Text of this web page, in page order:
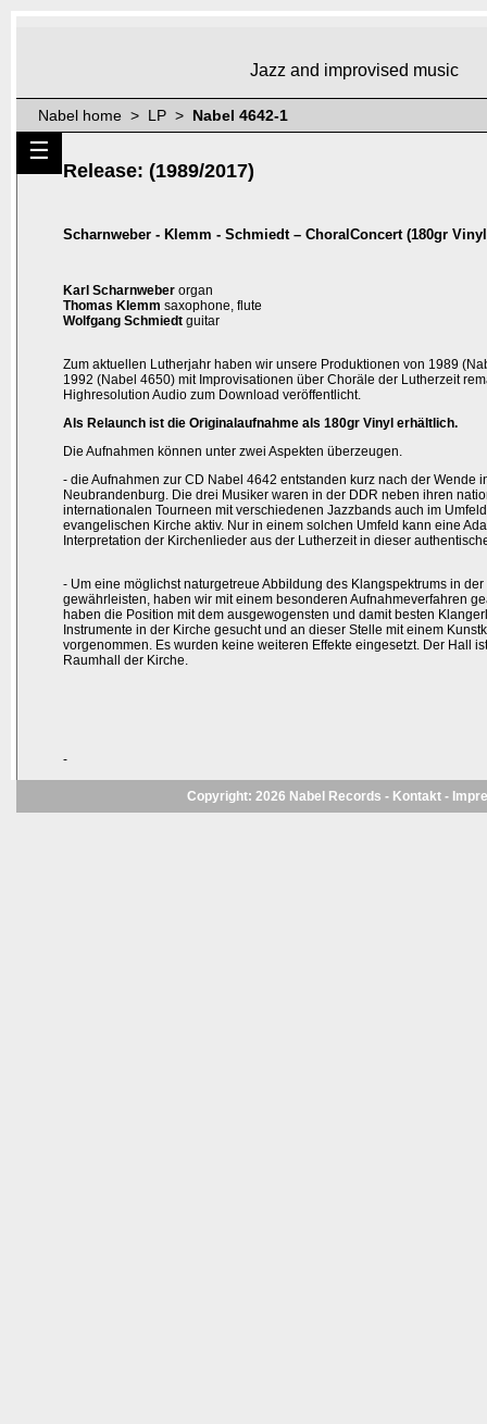
Jazz and improvised music
Nabel home > LP > Nabel 4642-1
☰
Release: (1989/2017)
Scharnweber - Klemm - Schmiedt – ChoralConcert (180gr
Karl Scharnweber organ
Thomas Klemm saxophone, flute
Wolfgang Schmiedt guitar
Zum aktuellen Lutherjahr haben wir unsere Produktionen von 1989
1992 (Nabel 4650) mit Improvisationen über Choräle der Lutherzeit
Highresolution Audio zum Download veröffentlicht.
Als Relaunch ist die Originalaufnahme als 180gr Vinyl erhältlich.
Die Aufnahmen können unter zwei Aspekten überzeugen.
- die Aufnahmen zur CD Nabel 4642 entstanden kurz nach der Wende
Neubrandenburg. Die drei Musiker waren in der DDR neben ihren
internationalen Tourneen mit verschiedenen Jazzbands auch im
evangelischen Kirche aktiv. Nur in einem solchen Umfeld kann eine
Interpretation der Kirchenlieder aus der Lutherzeit in dieser
- Um eine möglichst naturgetreue Abbildung des Klangspektrums in der
gewährleisten, haben wir mit einem besonderen Aufnahmeverfahren
haben die Position mit dem ausgewogensten und damit besten
Instrumente in der Kirche gesucht und an dieser Stelle mit einem
vorgenommen. Es wurden keine weiteren Effekte eingesetzt. Der Hall
Raumhall der Kirche.
-
Copyright: 2026 Nabel Records - Kontakt -